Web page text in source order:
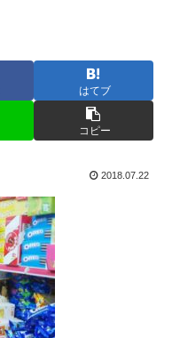
はてブ
コピー
2018.07.22